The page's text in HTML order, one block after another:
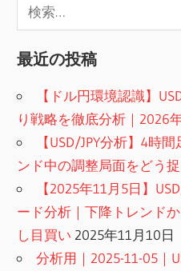
索:
最近の投稿
【ドル円環境認識】
り戦略を徹底分析｜2026
【USD/JPY分析】4時
ンド中の調整局面をどう
【2025年11月5日】
ード分析｜下降トレンド
し目買い 2025年11月10日
分析用｜2025-11-05｜